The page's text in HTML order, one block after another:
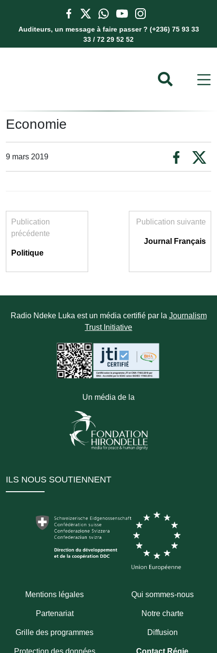
Auditeurs, un message à faire passer ? (+236) 75 93 33
33 / 72 29 52 52
Economie
9 mars 2019
Publication
précédente
Politique
Publication suivante
Journal Français
Radio Ndeke Luka est un média certifié par la Journalism
Trust Initiative
Un média de la
ILS NOUS SOUTIENNENT
Mentions légales Qui sommes-nous
Partenariat Notre charte
Grille des programmes Diffusion
Protection des données Contact Régie